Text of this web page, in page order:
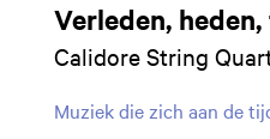
Verleden,
Calidore String
Muziek die zich aan de